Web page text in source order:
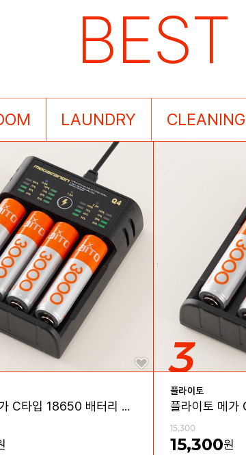
BEST
LAUNDRY CLEANING
플라이토 메가 C타입 18650 배터리 충전기 4구
플라이토
15,300
15,300원